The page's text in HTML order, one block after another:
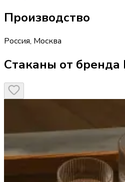
Производство
Россия, Москва
Стаканы от бренда